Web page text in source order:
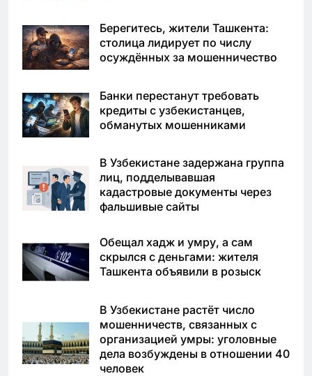
Берегитесь, жители Ташкента:
столица лидирует по числу
осуждённых за мошенничество
Банки перестанут требовать
кредиты с узбекистанцев,
обманутых мошенниками
В Узбекистане задержана группа
лиц, подделывавшая
кадастровые документы через
фальшивые сайты
Обещал хадж и умру, а сам
скрылся с деньгами: жителя
Ташкента объявили в розыск
В Узбекистане растёт число
мошенничеств, связанных с
организацией умры: уголовные
дела возбуждены в отношении 40
человек